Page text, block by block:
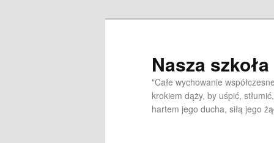
Nasza
"Całe wychowanie
krokiem dąży, by uśpić,
hartem jego ducha, siłą jego